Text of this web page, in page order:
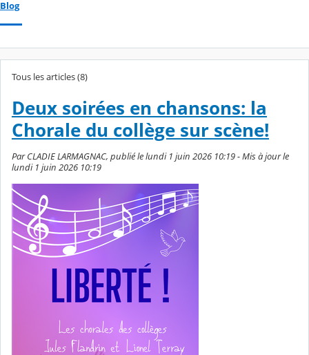
Blog
Tous les articles (8)
Deux soirées en chansons: la
Chorale du collège sur scène!
Par CLADIE LARMAGNAC, publié le lundi 1 juin 2026 10:19 - Mis à jour le
lundi 1 juin 2026 10:19